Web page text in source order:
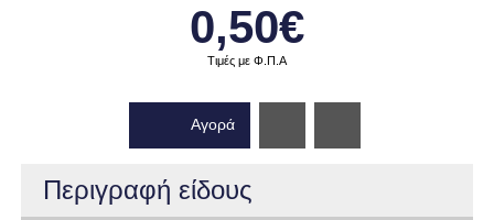
0,50€
Τιμές με Φ.Π.Α
Αγορά
Περιγραφή είδους